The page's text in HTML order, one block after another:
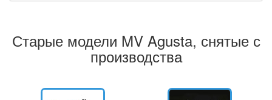
Старые модели MV Agusta, снятые с
производства